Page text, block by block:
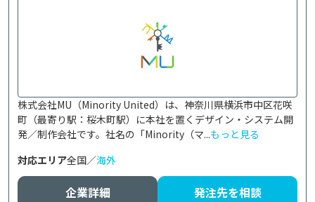
株式会社MU（Minority United）は、神奈川県横浜市中区花咲
町（最寄り駅：桜木町駅）に本社を置くデザイン・システム開
発／制作会社です。社名の「Minority（マ...もっと見る
対応エリア全国／海外
企業詳細 発注先を相談